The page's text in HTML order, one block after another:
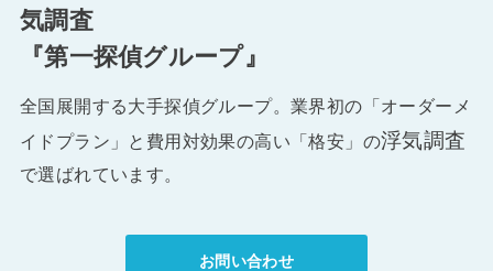
気調査
『第一探偵グループ』
全国展開する大手探偵グループ。業界初の「オーダーメ
イドプラン」と費用対効果の高い「格安」の浮気調査
で選ばれています。
お問い合わせ